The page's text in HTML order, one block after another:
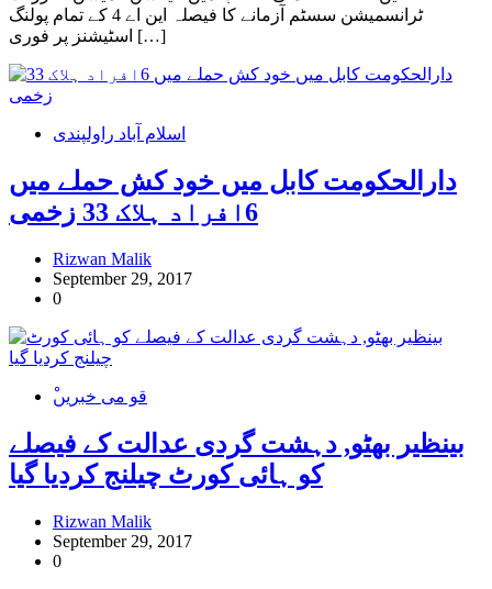
ٹرانسمیشن سسٹم آزمانے کا فیصلہ این اے 4 کے تمام پولنگ
اسٹیشنز پر فوری […]
اسلام آباد راولپندی
دارالحکومت کابل میں خود کش حملے میں
6افراد ہلاک 33 زخمی
Rizwan Malik
September 29, 2017
0
ْقو می خبریں
بینظیر بھٹو, دہشت گردی عدالت کے فیصلے
کو ہائی کورٹ چیلنج کردیا گیا
Rizwan Malik
September 29, 2017
0